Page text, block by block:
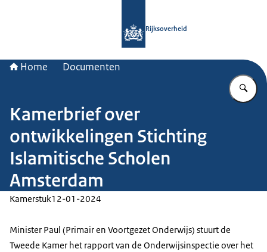
Rijksoverheid
Home Documenten
Kamerbrief over
ontwikkelingen Stichting
Islamitische Scholen
Amsterdam
Kamerstuk12-01-2024
Minister Paul (Primair en Voortgezet Onderwijs) stuurt de
Tweede Kamer het rapport van de Onderwijsinspectie over het